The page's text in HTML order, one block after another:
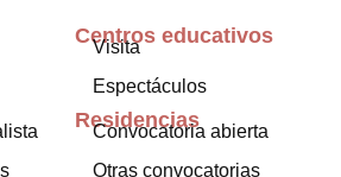
Centros educativos
Visita
Espectáculos
Residencias
Convocatoria abierta
Otras convocatorias